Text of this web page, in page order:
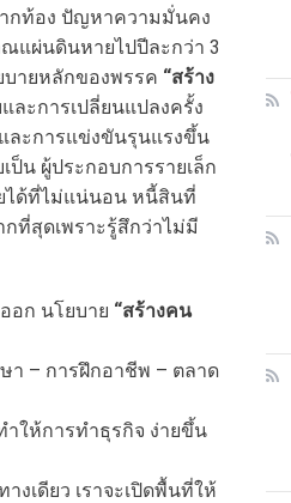
กท้อง ปัญหาความมั่นคง
แผ่นดินหายไปปีละกว่า 3
บายหลักของพรรค “สร้าง
ละการเปลี่ยนแปลงครั้ง
ละการแข่งขันรุนแรงขึ้น
น ผู้ประกอบการรายเล็ก
ได้ที่ไม่แน่นอน หนี้สินที่
ที่สุดเพราะรู้สึกว่าไม่มี
อก นโยบาย “สร้างคน
า – การฝึกอาชีพ – ตลาด
ำให้การทำธุรกิจ ง่ายขึ้น
เดียว เราจะเปิดพื้นที่ให้